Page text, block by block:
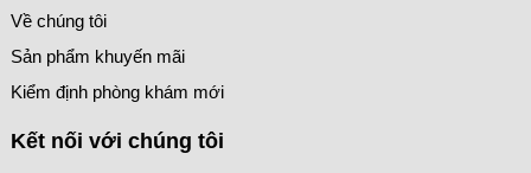
Về chúng tôi
Sản phẩm khuyến mãi
Kiểm định phòng khám mới
Kết nối với chúng tôi